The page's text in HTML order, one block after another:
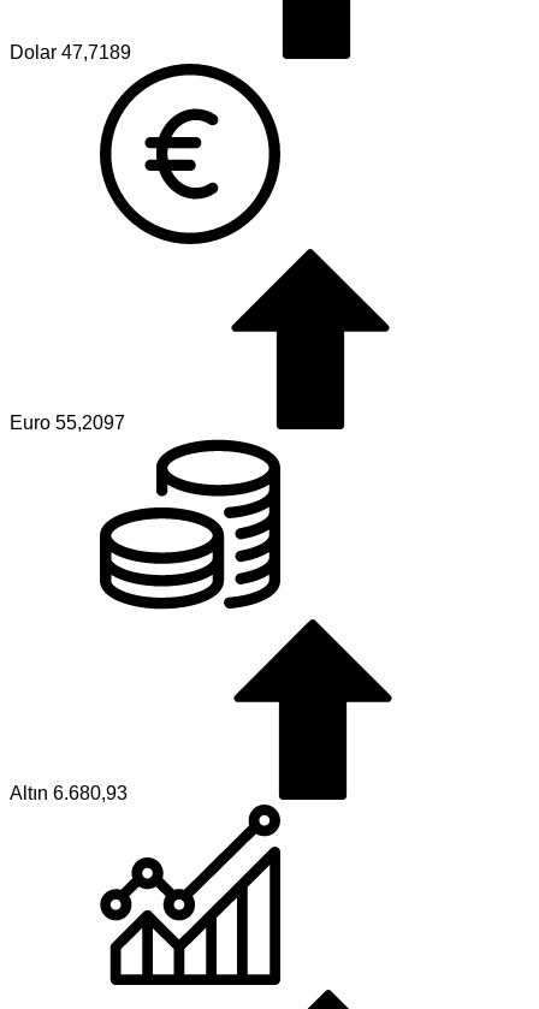
Dolar 47,7189
Euro 55,2097
Altın 6.680,93